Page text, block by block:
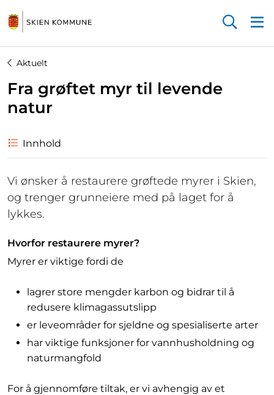
Aktuelt
Fra grøftet myr til levende
natur
Innhold
Vi ønsker å restaurere grøftede myrer i Skien,
og trenger grunneiere med på laget for å
lykkes.
Hvorfor restaurere myrer?
Myrer er viktige fordi de
lagrer store mengder karbon og bidrar til å
redusere klimagassutslipp
er leveområder for sjeldne og spesialiserte arter
har viktige funksjoner for vannhusholdning og
naturmangfold
For å gjennomføre tiltak, er vi avhengig av et